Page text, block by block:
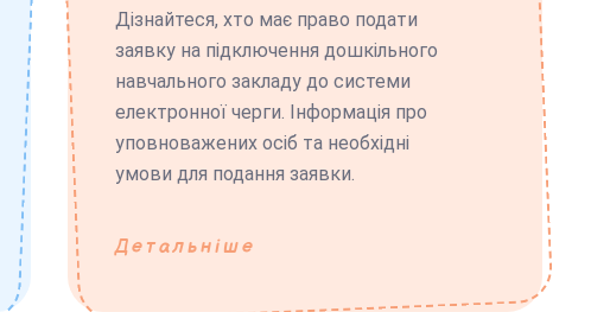
Дізнайтеся, хто має право подати
заявку на підключення дошкільного
навчального закладу до системи
електронної черги. Інформація про
уповноважених осіб та необхідні
умови для подання заявки.
Детальніше